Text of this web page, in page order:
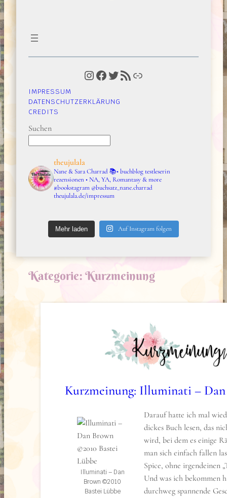
Instagram Facebook Twitter RSS-Feed Link
IMPRESSUM
DATENSCHUTZERKLÄRUNG
CREDITS
Suchen
theujulala
Nane & Sara Charrad📚• buchblog testleserin
rezensionen • NA, YA, Romantasy & more
#bookstagram @buchsatz_nane.charrad
theujulala.de/impressum
Mehr laden Auf Instagram folgen
Kategorie: Kurzmeinung
Kurzmeinung: Illuminati –
Illuminati – Dan
Brown ©2010
Bastei Lübbe
Darauf hatte ich mal
dickes Buch lesen, das
wird, bei dem es einige
man sich einfach fallen
Spice, ohne irgendeinen
Und was ich bekommen
durchweg spannende